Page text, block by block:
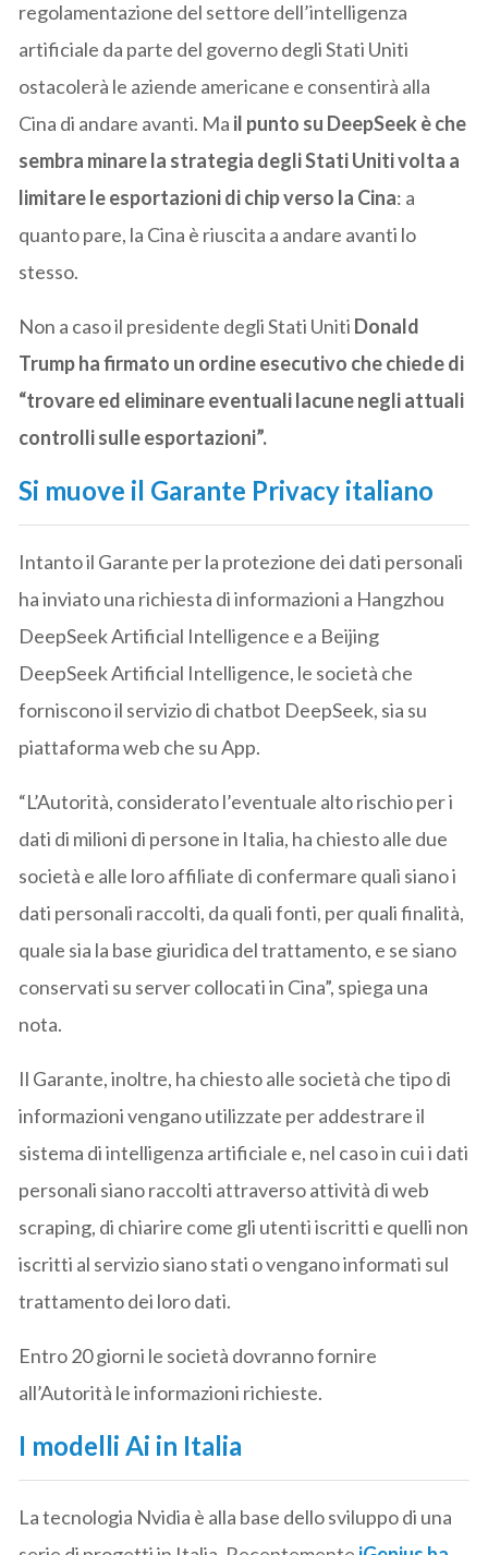
regolamentazione del settore dell’intelligenza
artificiale da parte del governo degli Stati Uniti
ostacolerà le aziende americane e consentirà alla
Cina di andare avanti. Ma il punto su DeepSeek è che
sembra minare la strategia degli Stati Uniti volta a
limitare le esportazioni di chipverso la Cina: a
quanto pare, la Cina è riuscita a andare avanti lo
stesso.
Non a caso il presidente degli Stati Uniti Donald
Trump ha firmato un ordine esecutivo che chiede di
“trovare ed eliminare eventuali lacune negli attuali
controlli sulle esportazioni”.
Si muove il Garante Privacy italiano
Intanto il Garante per la protezione dei dati personali
ha inviato una richiesta di informazioni a Hangzhou
DeepSeek Artificial Intelligence e a Beijing
DeepSeek Artificial Intelligence, le società che
forniscono il servizio di chatbot DeepSeek, sia su
piattaforma web che su App.
“L’Autorità, considerato l’eventuale alto rischio per i
dati di milioni di persone in Italia, ha chiesto alle due
società e alle loro affiliate di confermare quali siano i
dati personali raccolti, da quali fonti, per quali finalità,
quale sia la base giuridica del trattamento, e se siano
conservati su server collocati in Cina”, spiega una
nota.
Il Garante, inoltre, ha chiesto alle società che tipo di
informazioni vengano utilizzate per addestrare il
sistema di intelligenza artificiale e, nel caso in cui i dati
personali siano raccolti attraverso attività di web
scraping, di chiarire come gli utenti iscritti e quelli non
iscritti al servizio siano stati o vengano informati sul
trattamento dei loro dati.
Entro 20 giorni le società dovranno fornire
all’Autorità le informazioni richieste.
I modelli Ai in Italia
La tecnologia Nvidia è alla base dello sviluppo di una